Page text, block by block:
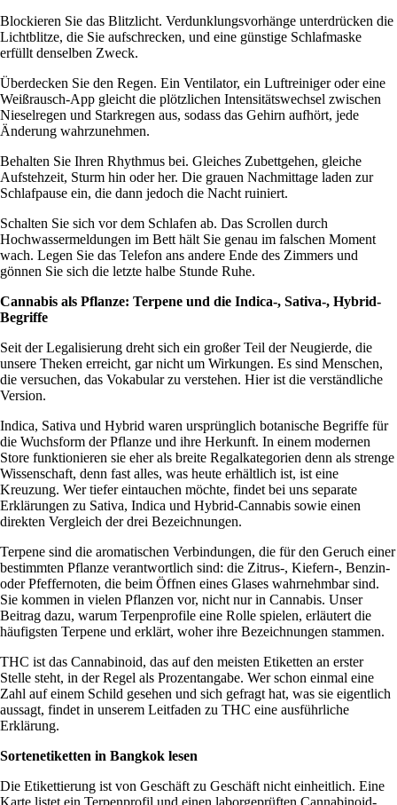
Blockieren Sie das Blitzlicht. Verdunklungsvorhänge unterdrücken die
Lichtblitze, die Sie aufschrecken, und eine günstige Schlafmaske
erfüllt denselben Zweck.
Überdecken Sie den Regen. Ein Ventilator, ein Luftreiniger oder eine
Weißrausch-App gleicht die plötzlichen Intensitätswechsel zwischen
Nieselregen und Starkregen aus, sodass das Gehirn aufhört, jede
Änderung wahrzunehmen.
Behalten Sie Ihren Rhythmus bei. Gleiches Zubettgehen, gleiche
Aufstehzeit, Sturm hin oder her. Die grauen Nachmittage laden zur
Schlafpause ein, die dann jedoch die Nacht ruiniert.
Schalten Sie sich vor dem Schlafen ab. Das Scrollen durch
Hochwassermeldungen im Bett hält Sie genau im falschen Moment
wach. Legen Sie das Telefon ans andere Ende des Zimmers und
gönnen Sie sich die letzte halbe Stunde Ruhe.
Cannabis als Pflanze: Terpene und die Indica-, Sativa-, Hybrid-
Begriffe
Seit der Legalisierung dreht sich ein großer Teil der Neugierde, die
unsere Theken erreicht, gar nicht um Wirkungen. Es sind Menschen,
die versuchen, das Vokabular zu verstehen. Hier ist die verständliche
Version.
Indica, Sativa und Hybrid waren ursprünglich botanische Begriffe für
die Wuchsform der Pflanze und ihre Herkunft. In einem modernen
Store funktionieren sie eher als breite Regalkategorien denn als strenge
Wissenschaft, denn fast alles, was heute erhältlich ist, ist eine
Kreuzung. Wer tiefer eintauchen möchte, findet bei uns separate
Erklärungen zu Sativa, Indica und Hybrid-Cannabis sowie einen
direkten Vergleich derdrei Bezeichnungen.
Terpene sind die aromatischen Verbindungen, die für den Geruch einer
bestimmten Pflanze verantwortlich sind: die Zitrus-, Kiefern-, Benzin-
oder Pfeffernoten, die beim Öffnen eines Glases wahrnehmbar sind.
Sie kommen in vielen Pflanzen vor, nicht nur in Cannabis. Unser
Beitrag dazu, warum Terpenprofile eine Rolle spielen, erläutert die
häufigsten Terpene und erklärt, woher ihre Bezeichnungen stammen.
THC ist das Cannabinoid, das auf den meisten Etiketten an erster
Stelle steht, in der Regel als Prozentangabe. Wer schon einmal eine
Zahl auf einem Schild gesehen und sich gefragt hat, was sie eigentlich
aussagt, findet in unserem Leitfaden zu THC eine ausführliche
Erklärung.
Sortenetiketten in Bangkok lesen
Die Etikettierung ist von Geschäft zu Geschäft nicht einheitlich. Eine